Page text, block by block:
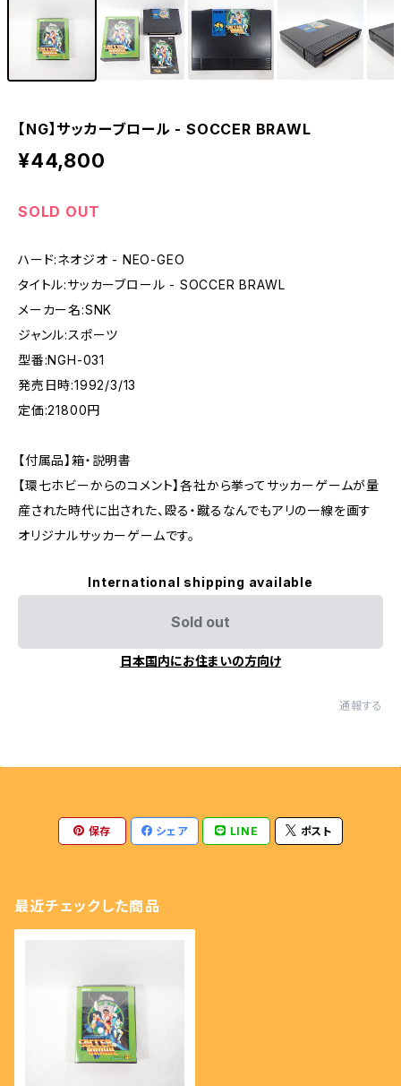
【PCE】PCエンジン - PC ENGINE
【NG】サッカーブロール - SOCCER BRAWL
¥44,800
SOLD OUT
ハード:ネオジオ - NEO-GEO
タイトル:サッカーブロール - SOCCER BRAWL
メーカー名:SNK
ジャンル:スポーツ
型番:NGH-031
発売日時:1992/3/13
定価:21800円
【付属品】箱・説明書
【環七ホビーからのコメント】各社から挙ってサッカーゲームが量
産された時代に出された、殴る・蹴るなんでもアリの一線を画す
オリジナルサッカーゲームです。
International shipping available
Sold out
日本国内にお住まいの方向け
通報する
保存 シェア LINE ポスト
最近チェックした商品